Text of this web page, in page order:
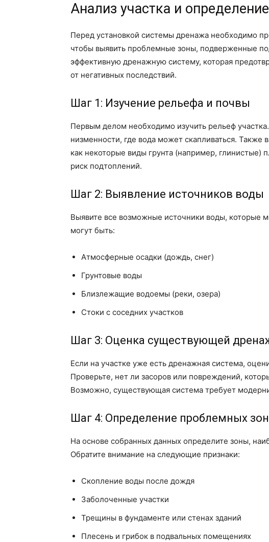
Анализ участка и
Перед установкой системы дренажа необходимо
чтобы выявить проблемные зоны, подверженные
эффективную дренажную систему, которая
от негативных последствий.
Шаг 1: Изучение рельефа и почвы
Первым делом необходимо изучить рельеф
низменности, где вода может скапливаться. Также
как некоторые виды грунта (например, глинистые)
риск подтоплений.
Шаг 2: Выявление источников воды
Выявите все возможные источники воды, которые
могут быть:
Атмосферные осадки (дождь, снег)
Грунтовые воды
Близлежащие водоемы (реки, озера)
Стоки с соседних участков
Шаг 3: Оценка существующей
Если на участке уже есть дренажная система,
Проверьте, нет ли засоров или повреждений,
Возможно, существующая система требует
Шаг 4: Определение проблемных зон
На основе собранных данных определите зоны,
Обратите внимание на следующие признаки:
Скопление воды после дождя
Заболоченные участки
Трещины в фундаменте или стенах зданий
Плесень и грибок в подвальных помещениях